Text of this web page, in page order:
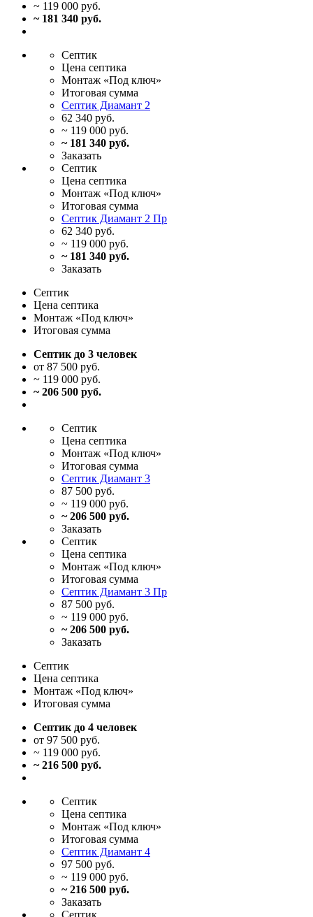
~ 119 000 руб.
~ 181 340 руб.
Септик
Цена септика
Монтаж «Под ключ»
Итоговая сумма
Септик Диамант 2
62 340 руб.
~ 119 000 руб.
~ 181 340 руб.
Заказать
Септик
Цена септика
Монтаж «Под ключ»
Итоговая сумма
Септик Диамант 2 Пр
62 340 руб.
~ 119 000 руб.
~ 181 340 руб.
Заказать
Септик
Цена септика
Монтаж «Под ключ»
Итоговая сумма
Септик до 3 человек
от 87 500 руб.
~ 119 000 руб.
~ 206 500 руб.
Септик
Цена септика
Монтаж «Под ключ»
Итоговая сумма
Септик Диамант 3
87 500 руб.
~ 119 000 руб.
~ 206 500 руб.
Заказать
Септик
Цена септика
Монтаж «Под ключ»
Итоговая сумма
Септик Диамант 3 Пр
87 500 руб.
~ 119 000 руб.
~ 206 500 руб.
Заказать
Септик
Цена септика
Монтаж «Под ключ»
Итоговая сумма
Септик до 4 человек
от 97 500 руб.
~ 119 000 руб.
~ 216 500 руб.
Септик
Цена септика
Монтаж «Под ключ»
Итоговая сумма
Септик Диамант 4
97 500 руб.
~ 119 000 руб.
~ 216 500 руб.
Заказать
Септик